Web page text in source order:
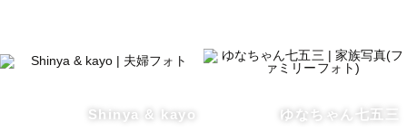
様々な思い出を感じられるような写真を
Shinya & kayo ゆなちゃん七五三